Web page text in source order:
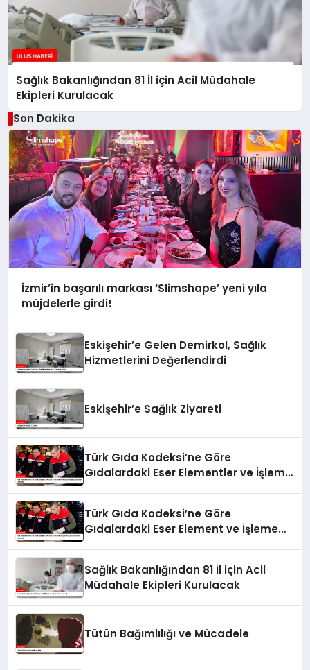
Sağlık Bakanlığından 81 İl için Acil Müdahale
Ekipleri Kurulacak
Son Dakika
İzmir’in başarılı markası ‘Slimshape’ yeni yıla
müjdelerle girdi!
Eskişehir’e Gelen Demirkol, Sağlık
Hizmetlerini Değerlendirdi
Eskişehir’e Sağlık Ziyareti
Türk Gıda Kodeksi’ne Göre
Gıdalardaki Eser Elementler ve İşleme
Türk Gıda Kodeksi’ne Göre
Gıdalardaki Eser Element ve İşleme
Sağlık Bakanlığından 81 İl için Acil
Müdahale Ekipleri Kurulacak
Tütün Bağımlılığı ve Mücadele